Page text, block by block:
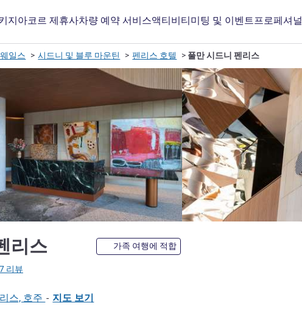
지아코르 제휴사차량 예약 서비스액티비티미팅 및 이벤트 프로페셔널
일스 시드니 및 블루 마운틴 펜리스 호텔 풀만 시드니 펜리스
리스 가족 여행에 적합
리뷰
스, 호주 - 지도 보기